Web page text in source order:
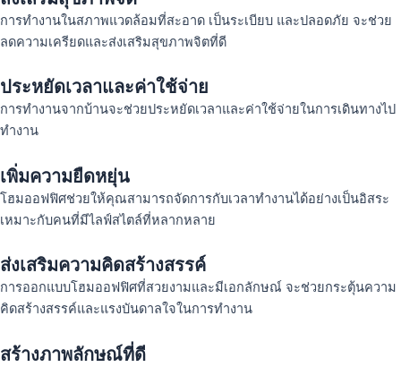
การทำงานในสภาพแวดล้อมที่สะอาด เป็นระเบียบ และปลอดภัย จะช่วย
ลดความเครียดและส่งเสริมสุขภาพจิตที่ดี
ประหยัดเวลาและค่าใช้จ่าย
การทำงานจากบ้านจะช่วยประหยัดเวลาและค่าใช้จ่ายในการเดินทางไป
ทำงาน
เพิ่มความยืดหยุ่น
โฮมออฟฟิศช่วยให้คุณสามารถจัดการกับเวลาทำงานได้อย่างเป็นอิสระ
เหมาะกับคนที่มีไลฟ์สไตล์ที่หลากหลาย
ส่งเสริมความคิดสร้างสรรค์
การออกแบบโฮมออฟฟิศที่สวยงามและมีเอกลักษณ์ จะช่วยกระตุ้นความ
คิดสร้างสรรค์และแรงบันดาลใจในการทำงาน
สร้างภาพลักษณ์ที่ดี